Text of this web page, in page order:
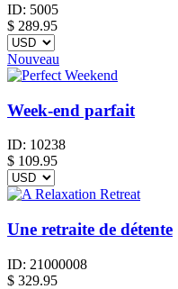
ID: 5005
$ 289.95
Nouveau
Week-end parfait
ID: 10238
$ 109.95
Une retraite de détente
ID: 21000008
$ 329.95